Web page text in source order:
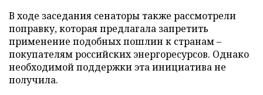
В ходе заседания сенаторы также рассмотрели
поправку, которая предлагала запретить
применение подобных пошлин к странам –
покупателям российских энергоресурсов. Однако
необходимой поддержки эта инициатива не
получила.